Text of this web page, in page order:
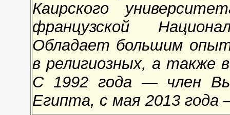
Каирского
французской
Обладает большим
в религиозных, а также
С 1992 года — член
Египта, с мая 2013 года